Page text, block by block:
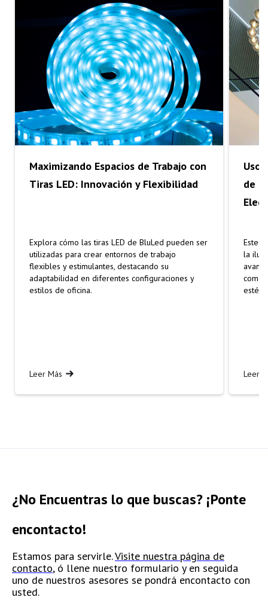
Maximizando Espacios de Trabajo con
Tiras LED: Innovación y Flexibilidad
Explora cómo las tiras LED de BluLed pueden ser
utilizadas para crear entornos de trabajo
flexibles y estimulantes, destacando su
adaptabilidad en diferentes configuraciones y
estilos de oficina.
Leer Más
Uso
de
Este
la
Leer
¿No Encuentras lo que buscas? ¡Ponte
encontacto!
Estamos para servirle.Visite nuestra página de
contacto, ó llene nuestro formulario y en seguida
uno de nuestros asesores se pondrá encontacto con
usted.